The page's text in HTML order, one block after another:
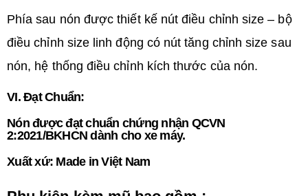
Phía sau nón được thiết kế nút điều chỉnh size – bộ
điều chỉnh size linh động có nút tăng chỉnh size sau
nón, hệ thống điều chỉnh kích thước của nón.
VI. Đạt Chuẩn:
Nón được đạt chuẩn chứng nhận QCVN
2:2021/BKHCN dành cho xe máy.
Xuất xứ: Made in Việt Nam